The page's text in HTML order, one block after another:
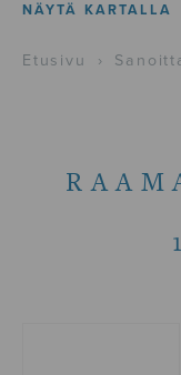
NÄYTÄ KARTALLA
Etusivu ›